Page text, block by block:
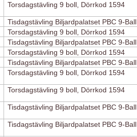
Torsdagstävling 9 boll, Dörrkod 1594
Tisdagstävling Biljardpalatset PBC 9-Ball
Torsdagstävling 9 boll, Dörrkod 1594
Tisdagstävling Biljardpalatset PBC 9-Ball
Torsdagstävling 9 boll, Dörrkod 1594
Tisdagstävling Biljardpalatset PBC 9-Ball
Torsdagstävling 9 boll, Dörrkod 1594
Torsdagstävling 9 boll, Dörrkod 1594
Tisdagstävling Biljardpalatset PBC 9-Ball
Tisdagstävling Biljardpalatset PBC 9-Ball